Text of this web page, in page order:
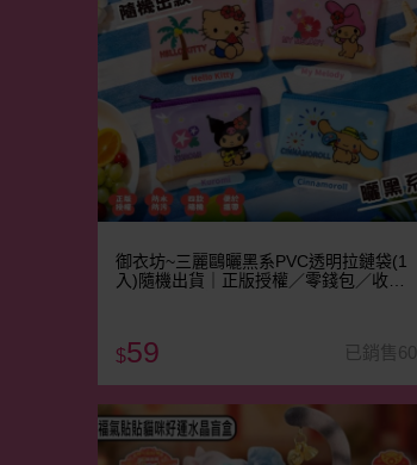
御衣坊~三麗鷗曬黑系PVC透明拉鏈袋(1
入)隨機出貨｜正版授權／零錢包／收納
$59 已銷售60